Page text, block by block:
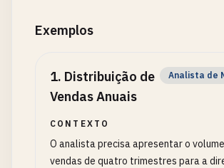
Exemplos
1. Distribuição de
Vendas Anuais
Analista de
CONTEXTO
O analista precisa apresentar o
vendas de quatro trimestres para a